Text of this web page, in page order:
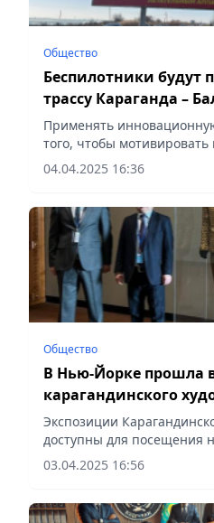
Общество
Беспилотники будут
трассу Караганда –
Применять
того, чтобы
ПДД и сократить
сообщает Vecher.kz.
04.04.2025 16:36
Общество
В Нью-Йорке прошла
карагандинского
Куюкова
Экспозиции
доступны для посещения
конференции, сообщает
03.04.2025 16:56